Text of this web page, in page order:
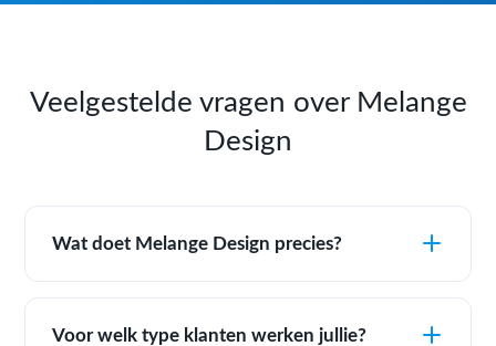
Veelgestelde vragen over Melange
Design
Wat doet Melange Design precies?
Voor welk type klanten werken jullie?